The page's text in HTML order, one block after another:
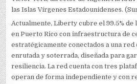
las Islas Vírgenes Estadounidenses.
Actualmente, Liberty cubre el 99.5% de
en Puerto Rico con infraestructura de
estratégicamente conectados a una
enrutada y soterrada, diseñada para
resiliencia. La red cuenta con tres
operan de forma independiente y con